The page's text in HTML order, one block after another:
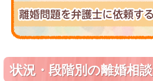
状況・段階別の離婚相談